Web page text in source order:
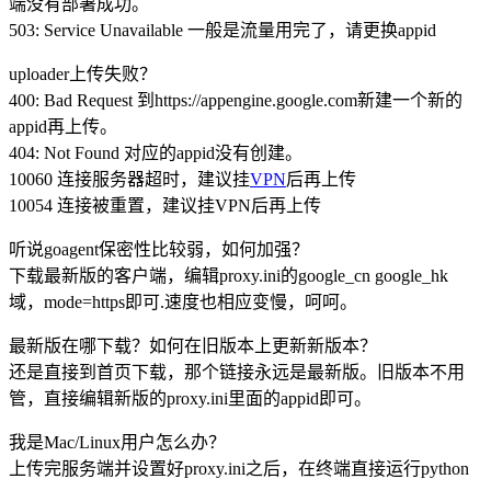
503: Service Unavailable 一般是流量用完了，请更换appid
uploader上传失败？
400: Bad Request 到https://appengine.google.com新建一个新的
appid再上传。
404: Not Found 对应的appid没有创建。
10060 连接服务器超时，建议挂VPN后再上传
10054 连接被重置，建议挂VPN后再上传
听说goagent保密性比较弱，如何加强？
下载最新版的客户端，编辑proxy.ini的google_cn google_hk
域，mode=https即可.速度也相应变慢，呵呵。
最新版在哪下载？如何在旧版本上更新新版本？
还是直接到首页下载，那个链接永远是最新版。旧版本不用
管，直接编辑新版的proxy.ini里面的appid即可。
我是Mac/Linux用户怎么办？
上传完服务端并设置好proxy.ini之后，在终端直接运行python